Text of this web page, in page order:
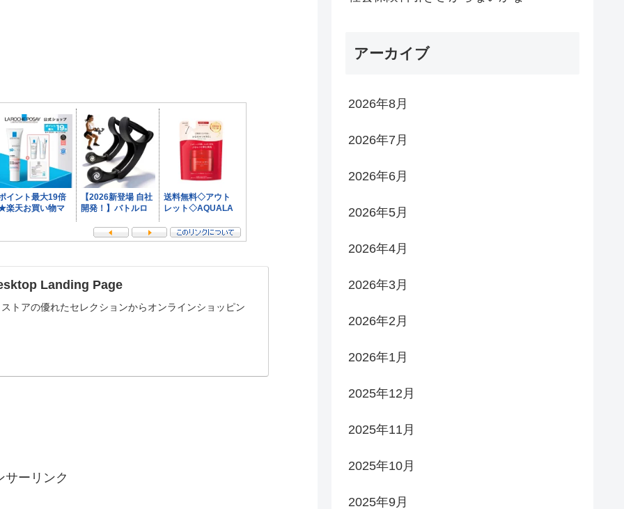
Landing Page
トアの優れたセレクションからオンラインショッピン
サーリンク
アーカイブ
2026年8月
2026年7月
2026年6月
2026年5月
2026年4月
2026年3月
2026年2月
2026年1月
2025年12月
2025年11月
2025年10月
2025年9月